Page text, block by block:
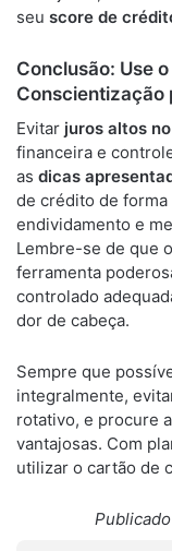
seu score de
Conclusão: Use
Conscientização
Evitar juros altos
financeira e
as dicas
de crédito de forma
endividamento e
Lembre-se de que
ferramenta
controlado
dor de cabeça.
Sempre que
integralmente,
rotativo, e procure
vantajosas. Com
utilizar o cartão de